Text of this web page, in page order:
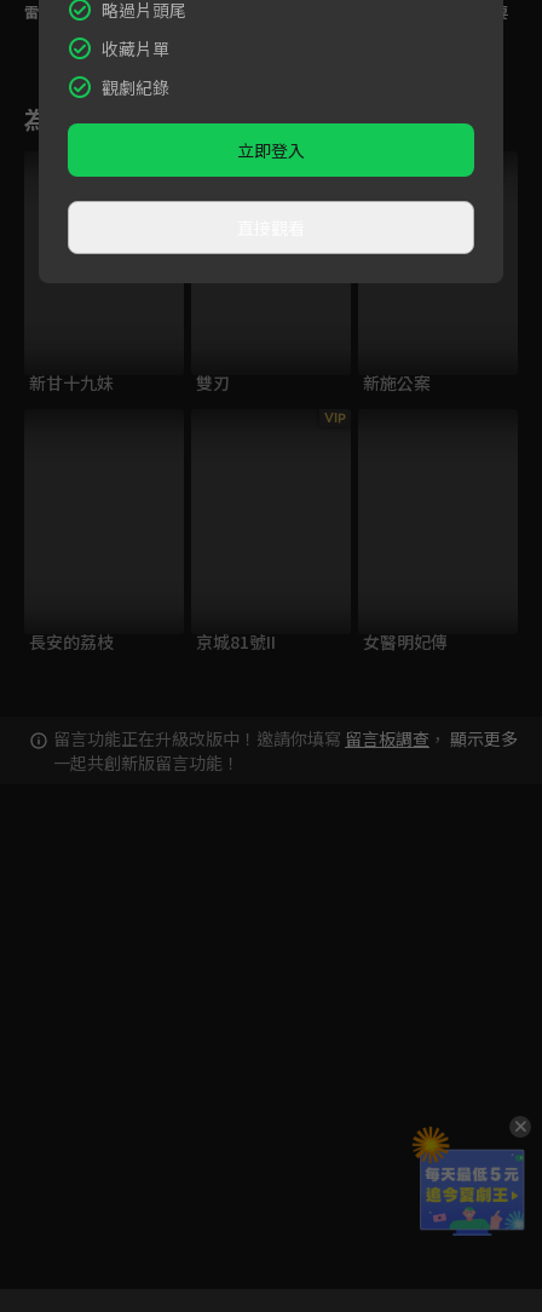
雷佳音解敵人密語要有
機，開腸剖肚挖出重要
為您推薦
新甘十九妹 雙刃 新施公案
長安的荔枝
VIP
京城81號II 女醫明妃傳
留言功能正在升級改版中！邀請你填寫 留言板調查 ，
一起共創新版留言功能！
顯示更多
略過片頭尾
收藏片單
觀劇紀錄
立即登入